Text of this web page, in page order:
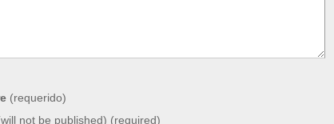
(requerido)
not be published) (required)